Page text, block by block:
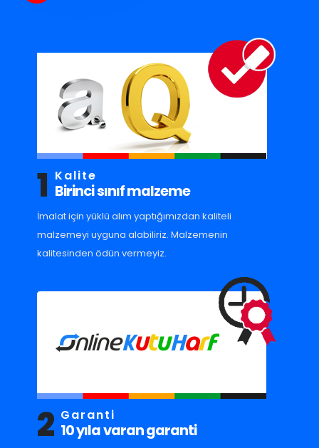
1 Kalite
Birinci sınıf malzeme
İmalat için yüklü alım yaptığımızdan kaliteli
malzemeyi uyguna alabiliriz. Malzemenin
kalitesinden ödün vermeyiz.
2 Garanti
10 yıla varan garanti